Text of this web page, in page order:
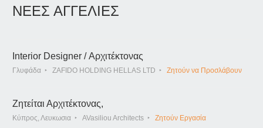
ΝΕΕΣ ΑΓΓΕΛΙΕΣ
Interior Designer / Αρχιτέκτονας
Γλυφάδα ZAFIDO HOLDING HELLAS LTD Ζητούν να Προσλάβουν
Ζητείται Αρχιτέκτονας,
Κύπρος, Λευκωσια AVasiliou Architects Ζητούν Εργασία